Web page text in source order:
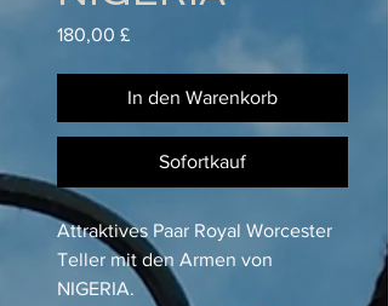
180,00 £Preis
In den Warenkorb
Sofortkauf
Attraktives Paar Royal Worcester
Teller mit den Armen von
NIGERIA.